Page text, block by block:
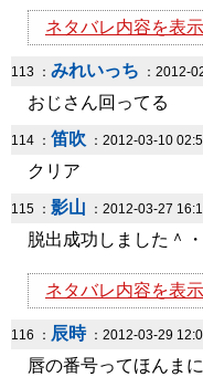
ネタバレ内容を表示
113 ： みれいっち ：2012-
おじさん回ってる
114 ： 笛吹 ：2012-03-10
クリア
115 ： 影山 ：2012-03-27
脱出成功しま
ネタバレ内容を表示
116 ： 辰時：2012-03-29
唇の番号ってほんま